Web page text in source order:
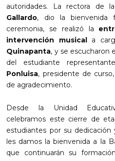
autoridades. La rectora de
Gallardo, dio la bienvenida
ceremonia, se realizó la
intervención musicala
Quinapanta, y se escucharon
del estudiante
Ponluisa, presidente de
de agradecimiento.
Desde la Unidad
celebramos este cierre de
estudiantes por su
les damos la bienvenida a la
que continuarán su